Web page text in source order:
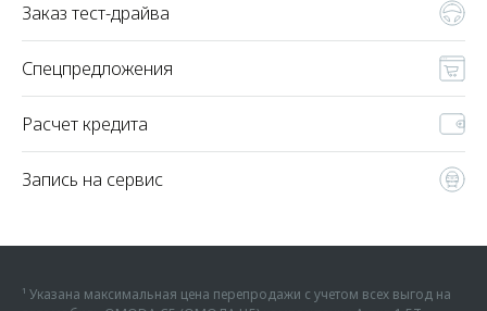
Заказ тест-драйва
Спецпредложения
Расчет кредита
Запись на сервис
¹ Указана максимальная цена перепродажи с учетом всех выгод на